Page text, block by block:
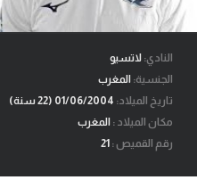
ميركاتو
فانتازي في الجول
مسابقة التوقعات
فيديوهات
النادي: لاتسيو
الجنسية: المغرب
تاريخ الميلاد:
مكان الميلاد : المغرب
رقم القميص :